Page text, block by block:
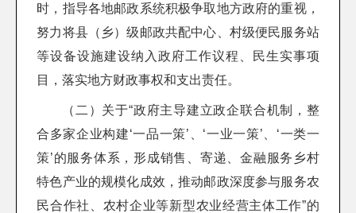
时，指导各地邮政系统积极争取地方政府的重视，
努力将县（乡）级邮政共配中心、村级便民服务站
等设备设施建设纳入政府工作议程、民生实事项
目，落实地方财政事权和支出责任。
（二）关于“政府主导建立政企联合机制，整
合多家企业构建‘一品一策’、‘一业一策’、‘一类一
策’的服务体系，形成销售、寄递、金融服务乡村
特色产业的规模化成效，推动邮政深度参与服务农
民合作社、农村企业等新型农业经营主体工作”的